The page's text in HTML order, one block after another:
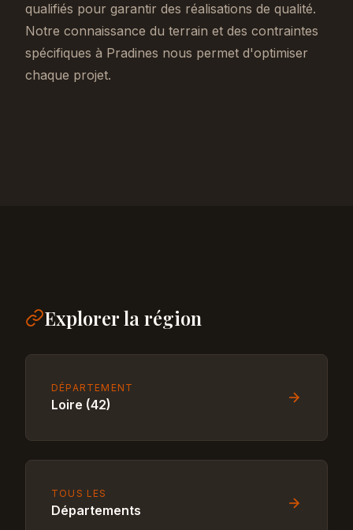
qualifiés pour garantir des réalisations de qualité.
Notre connaissance du terrain et des contraintes
spécifiques à Pradines nous permet d'optimiser
chaque projet.
Explorer la région
DÉPARTEMENT
Loire (42)
TOUS LES
Départements